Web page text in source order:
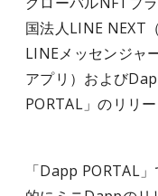
国法人LINE NEXT
LINEメッセンジャ
アプリ）および
PORTAL」のリリ
「Dapp PORTAL